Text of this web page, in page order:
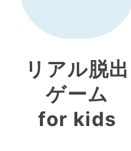
リアル脱出
ゲーム
for kids